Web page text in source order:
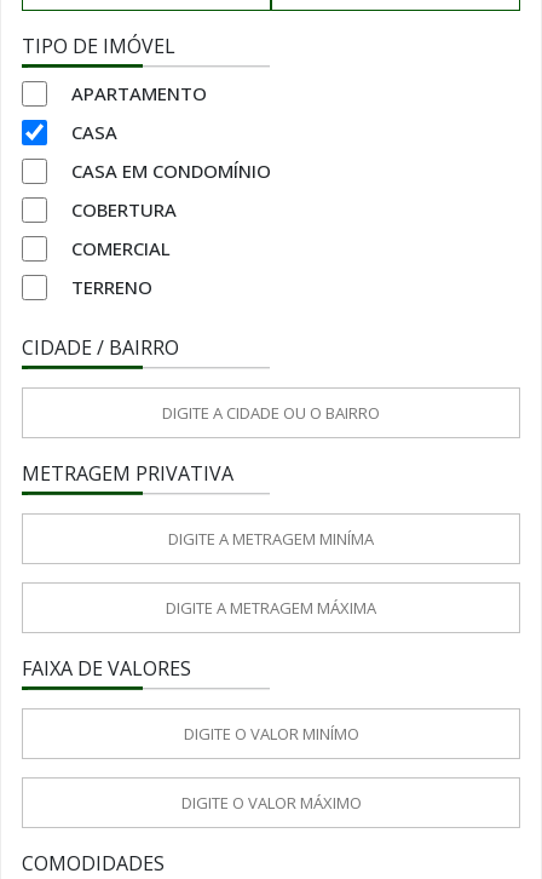
TIPO DE IMÓVEL
APARTAMENTO
CASA
CASA EM CONDOMÍNIO
COBERTURA
COMERCIAL
TERRENO
CIDADE / BAIRRO
METRAGEM PRIVATIVA
FAIXA DE VALORES
COMODIDADES